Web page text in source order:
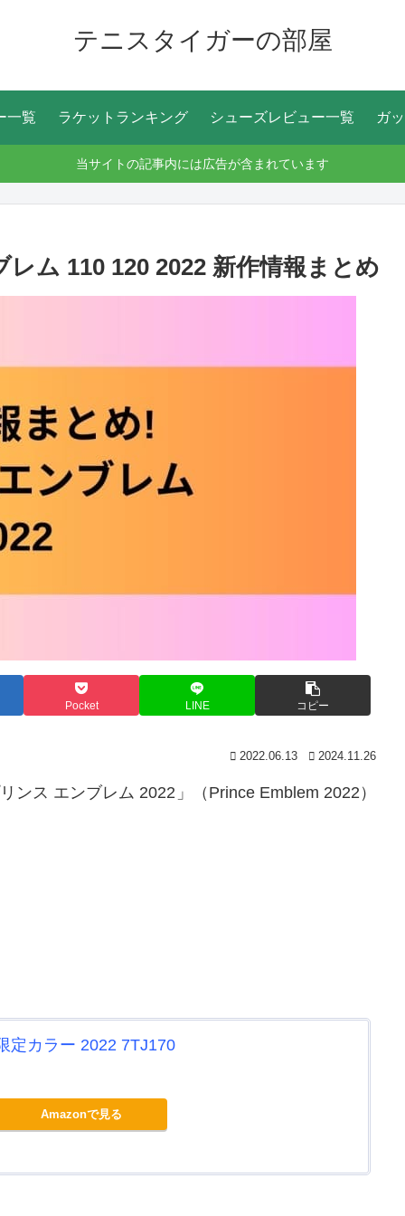
テニスタイガーの部屋
一覧 ラケットランキング シューズレビュー一覧 ガ
当サイトの記事内には広告が含まれています
ム 110 120 2022 新作情報まとめ
Pocket LINE コピー
2022.06.13 2024.11.26
ンス エンブレム 2022 」（Prince Emblem 2022）
定カラー 2022 7TJ170
Amazonで見る